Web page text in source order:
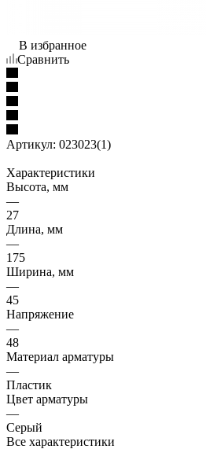
В избранное
Сравнить
Артикул: 023023(1)
Характеристики
Высота, мм
—
27
Длина, мм
—
175
Ширина, мм
—
45
Напряжение
—
48
Материал арматуры
—
Пластик
Цвет арматуры
—
Серый
Все характеристики